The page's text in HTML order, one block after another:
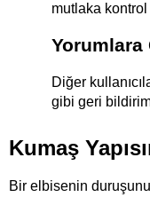
mutlaka kontrol
Yorumlara
Diğer
gibi geri
Kumaş
Bir elbisenin